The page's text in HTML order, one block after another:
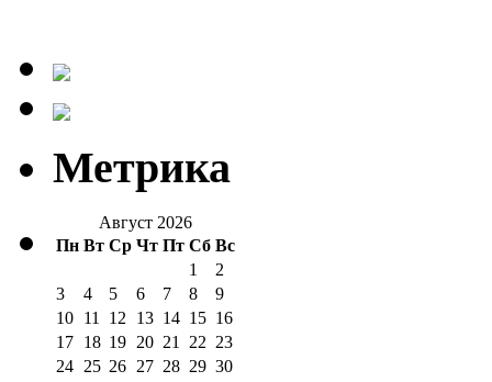
Метрика
Август 2026
Пн Вт Ср Чт Пт Сб Вс
1
2
3
4 5 6 7 8
9
10 11 12 13 14 15 16
17 18 19 20 21 22 23
24 25 26 27 28 29 30